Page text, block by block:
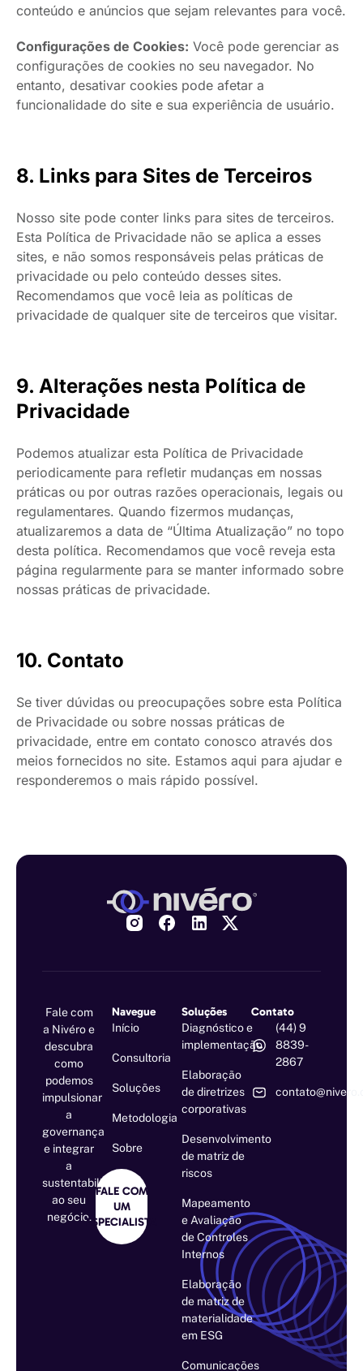
conteúdo e anúncios que sejam relevantes para você.
Configurações de Cookies: Você pode gerenciar as
configurações de cookies no seu navegador. No
entanto, desativar cookies pode afetar a
funcionalidade do site e sua experiência de usuário.
8. Links para Sites de Terceiros
Nosso site pode conter links para sites de terceiros.
Esta Política de Privacidade não se aplica a esses
sites, e não somos responsáveis pelas práticas de
privacidade ou pelo conteúdo desses sites.
Recomendamos que você leia as políticas de
privacidade de qualquer site de terceiros que visitar.
9. Alterações nesta Política de
Privacidade
Podemos atualizar esta Política de Privacidade
periodicamente para refletir mudanças em nossas
práticas ou por outras razões operacionais, legais ou
regulamentares. Quando fizermos mudanças,
atualizaremos a data de “Última Atualização” no topo
desta política. Recomendamos que você reveja esta
página regularmente para se manter informado sobre
nossas práticas de privacidade.
10. Contato
Se tiver dúvidas ou preocupações sobre esta Política
de Privacidade ou sobre nossas práticas de
privacidade, entre em contato conosco através dos
meios fornecidos no site. Estamos aqui para ajudar e
responderemos o mais rápido possível.
Fale com
a Nivéro e
descubra
como
podemos
impulsionar
a
governança
e integrar
a
sustentabilidade
ao seu
negócio.
FALE COM
UM
ESPECIALISTA
Navegue
Início
Consultoria
Soluções
Metodologia
Sobre
Soluções
Diagnóstico e
implementação
Elaboração
de diretrizes
corporativas
Desenvolvimento
de matriz de
riscos
Mapeamento
e Avaliação
de Controles
Internos
Elaboração
de matriz de
materialidade
em ESG
Comunicações
Contato
(44) 9
8839-
2867